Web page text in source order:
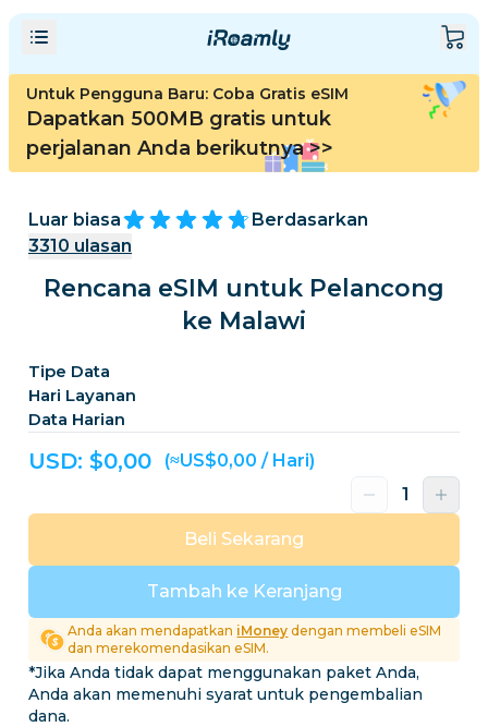
Untuk Pengguna Baru: Coba Gratis eSIM
Dapatkan 500MB gratis untuk
perjalanan Anda berikutnya>>
Luar biasa
Berdasarkan
3310 ulasan
Rencana eSIM untuk Pelancong
ke Malawi
Tipe Data
Hari Layanan
Data Harian
USD: $0,00 (≈US$0,00 / Hari)
Tambah ke Keranjang
Beli Sekarang
Anda akan mendapatkan iMoney dengan membeli eSIM
dan merekomendasikan eSIM.
*Jika Anda tidak dapat menggunakan paket Anda,
Anda akan memenuhi syarat untuk pengembalian
dana.